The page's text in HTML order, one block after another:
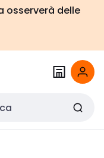
osserverà delle